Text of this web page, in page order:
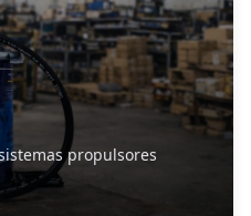
propulsores